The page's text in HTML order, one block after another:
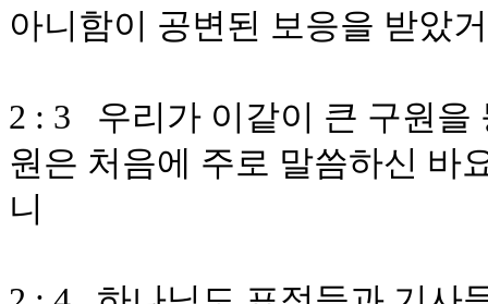
아니함이 공변된 보응을 받았
2 : 3 우리가 이같이 큰 구원을
원은 처음에 주로 말씀하신 바
니